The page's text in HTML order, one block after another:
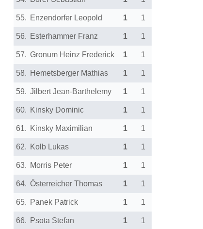
55. Enzendorfer Leopold 1 1
56. Esterhammer Franz 1 1
57. Gronum Heinz Frederick 1 1
58. Hemetsberger Mathias 1 1
59. Jilbert Jean-Barthelemy 1 1
60. Kinsky Dominic 1 1
61. Kinsky Maximilian 1 1
62. Kolb Lukas 1 1
63. Morris Peter 1 1
64. Österreicher Thomas 1 1
65. Panek Patrick 1 1
66. Psota Stefan 1 1